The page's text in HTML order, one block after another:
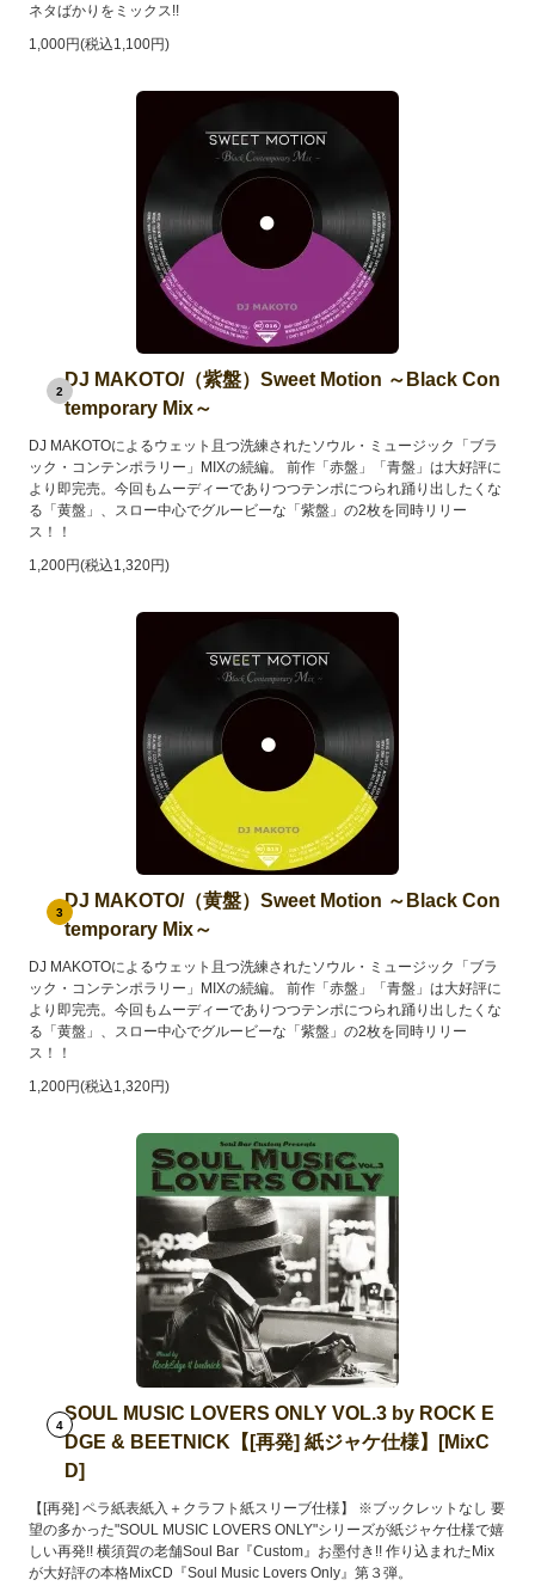
ネタばかりをミックス!!
1,000円(税込1,100円)
2
DJ MAKOTO/（紫盤）Sweet Motion ～Black Con
temporary Mix～
DJ MAKOTOによるウェット且つ洗練されたソウル・ミュージック「ブラ
ック・コンテンポラリー」MIXの続編。 前作「赤盤」「青盤」は大好評に
より即完売。今回もムーディーでありつつテンポにつられ踊り出したくな
る「黄盤」、スロー中心でグルービーな「紫盤」の2枚を同時リリー
ス！！
1,200円(税込1,320円)
3
DJ MAKOTO/（黄盤）Sweet Motion ～Black Con
temporary Mix～
DJ MAKOTOによるウェット且つ洗練されたソウル・ミュージック「ブラ
ック・コンテンポラリー」MIXの続編。 前作「赤盤」「青盤」は大好評に
より即完売。今回もムーディーでありつつテンポにつられ踊り出したくな
る「黄盤」、スロー中心でグルービーな「紫盤」の2枚を同時リリー
ス！！
1,200円(税込1,320円)
4
SOUL MUSIC LOVERS ONLY VOL.3 by ROCK E
DGE & BEETNICK【[再発] 紙ジャケ仕様】[MixC
D]
【[再発] ペラ紙表紙入＋クラフト紙スリーブ仕様】 ※ブックレットなし 要
望の多かった"SOUL MUSIC LOVERS ONLY"シリーズが紙ジャケ仕様で嬉
しい再発!! 横須賀の老舗Soul Bar『Custom』お墨付き!! 作り込まれたMix
が大好評の本格MixCD『Soul Music Lovers Only』第３弾。